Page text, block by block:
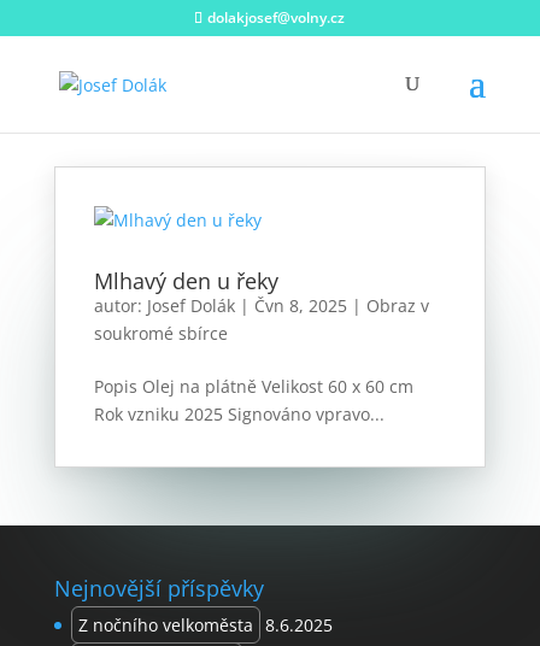
dolakjosef@volny.cz
Mlhavý den u řeky
autor: Josef Dolák| Čvn 8, 2025| Obraz v
soukromé sbírce
Popis Olej na plátně Velikost 60 x 60 cm
Rok vzniku 2025 Signováno vpravo...
Nejnovější příspěvky
Z nočního velkoměsta 8.6.2025